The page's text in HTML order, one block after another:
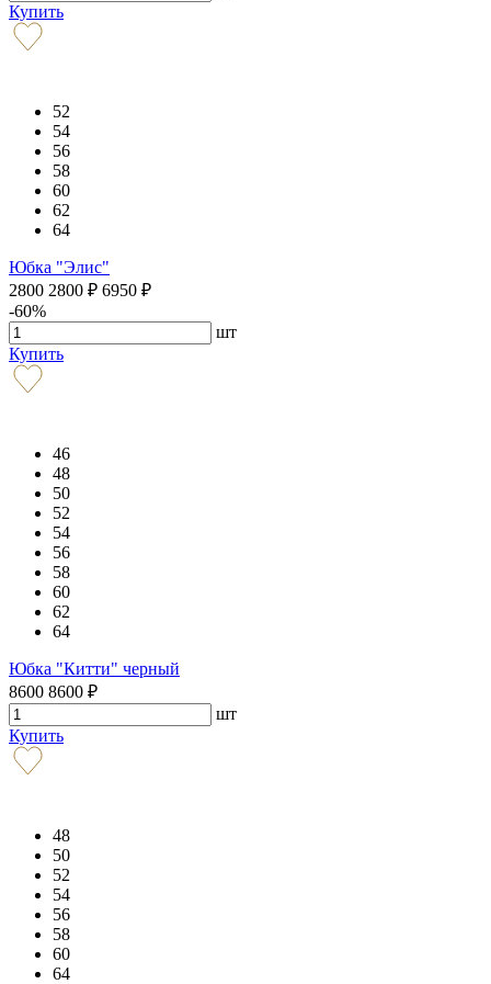
Купить
52
54
56
58
60
62
64
Юбка "Элис"
2800 2800 ₽ 6950 ₽
-60%
шт
Купить
46
48
50
52
54
56
58
60
62
64
Юбка "Китти" черный
8600 8600 ₽
шт
Купить
48
50
52
54
56
58
60
64